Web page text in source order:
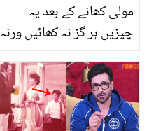
مولی کھانے کے بعد یہ
چیزیں ہر گز نہ کھائیں ورنہ
ہوسکتی ہے۔۔ جانیں مولی
کو کون سی 3 چیزوں کے
ساتھ نہیں کھانا چاہیے؟